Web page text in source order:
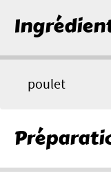
poulet